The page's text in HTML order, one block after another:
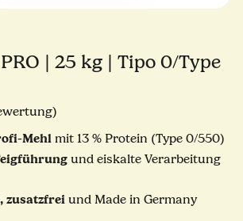
| 25 kg | Tipo 0/Type
Mehl mit 13 % Protein (Type 0/550)
und eiskalte Verarbeitung
zusatzfrei und Made in Germany